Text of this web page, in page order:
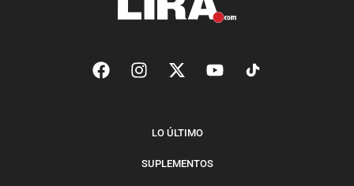
LO ÚLTIMO
SUPLEMENTOS